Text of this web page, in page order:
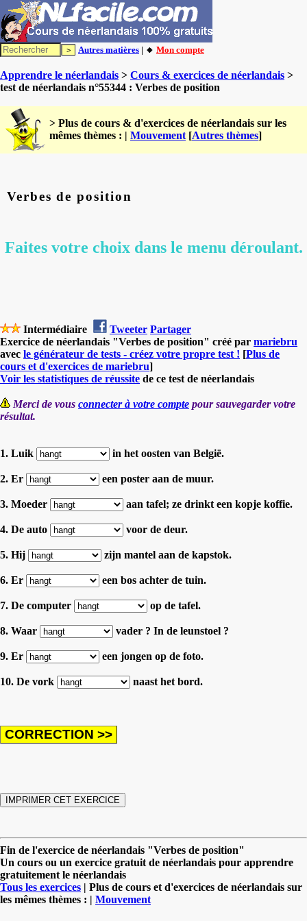
Autres matières | 🔸 Mon compte
Apprendre le néerlandais > Cours & exercices de néerlandais >
test de néerlandais n°55344 : Verbes de position
> Plus de cours & d'exercices de néerlandais sur les
mêmes thèmes : | Mouvement [Autres thèmes]
Verbes de position
Faites votre choix dans le menu déroulant.
Intermédiaire Tweeter Partager
Exercice de néerlandais "Verbes de position" créé par mariebru
avec le générateur de tests - créez votre propre test ! [Plus de
cours et d'exercices de mariebru]
Voir les statistiques de réussite de ce test de néerlandais
Merci de vous connecter à votre compte pour sauvegarder votre
résultat.
1. Luik in het oosten van België.
2. Er een poster aan de muur.
3. Moeder aan tafel; ze drinkt een kopje koffie.
4. De auto voor de deur.
5. Hij zijn mantel aan de kapstok.
6. Er een bos achter de tuin.
7. De computer op de tafel.
8. Waar vader ? In de leunstoel ?
9. Er een jongen op de foto.
10. De vork naast het bord.
Fin de l'exercice de néerlandais "Verbes de position"
Un cours ou un exercice gratuit de néerlandais pour apprendre
gratuitement le néerlandais
Tous les exercices | Plus de cours et d'exercices de néerlandais sur
les mêmes thèmes : | Mouvement